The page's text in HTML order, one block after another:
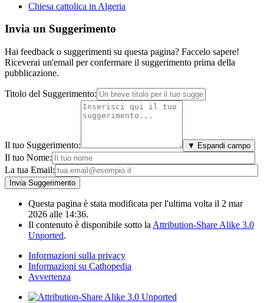
Chiesa cattolica in Algeria
Invia un Suggerimento
Hai feedback o suggerimenti su questa pagina? Faccelo sapere!
Riceverai un'email per confermare il suggerimento prima della
pubblicazione.
Titolo del Suggerimento:
Il tuo Suggerimento: ▼ Espandi campo
Il tuo Nome:
La tua Email:
Questa pagina è stata modificata per l'ultima volta il 2 mar
2026 alle 14:36.
Il contenuto è disponibile sotto la Attribution-Share Alike 3.0
Unported.
Informazioni sulla privacy
Informazioni su Cathopedia
Avvertenza